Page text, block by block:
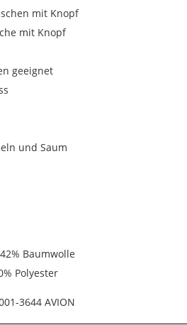
mit Knopf
mit Knopf
geeignet
und Saum
Baumwolle
Polyester
3644 AVION